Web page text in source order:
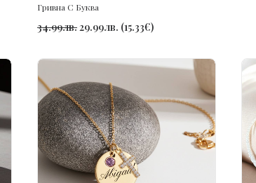
Гривна С Буква
34.99лв.29.99лв. (15.33€)